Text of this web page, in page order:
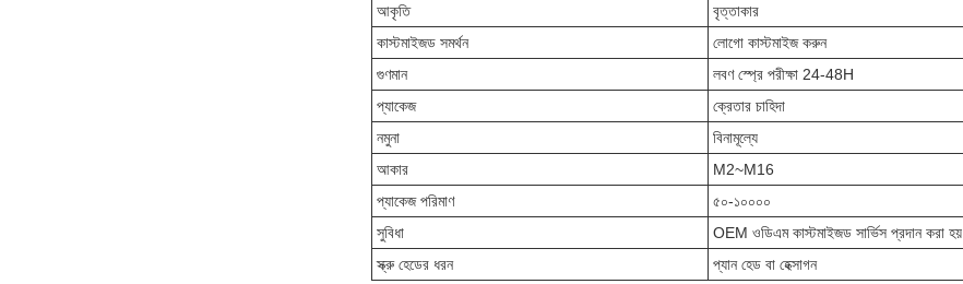
আকৃতি
বৃত্তাকার
কাস্টমাইজড সমর্থন
লোগো কাস্টমাইজ করুন
গুণমান
লবণ স্প্রে পরীক্ষা 24-48H
প্যাকেজ
ক্রেতার চাহিদা
নমুনা
বিনামূল্যে
আকার
M2~M16
প্যাকেজ পরিমাণ
৫০-১০০০০
সুবিধা
OEM ওডিএম কাস্টমাইজড সার্ভিস প্রদান করা হয়
স্ক্রু হেডের ধরন
প্যান হেড বা হেক্সাগন